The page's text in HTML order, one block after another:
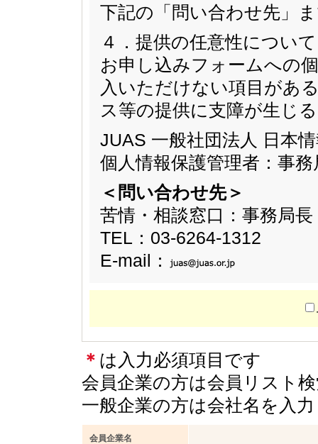
下記の「問い合わせ先」
４．提供の任意性について
お申し込みフォームへの
入いただけない項目があ
ス等の提供に支障が生じ
JUAS 一般社団法人 日本
個人情報保護管理者：事
＜問い合わせ先＞
苦情・相談窓口：事務
TEL：03-6264-1312
E-mail：
＊ は入力必須項目です
会員企業の方は会員リスト
一般企業の方は会社名を入
会員企業名